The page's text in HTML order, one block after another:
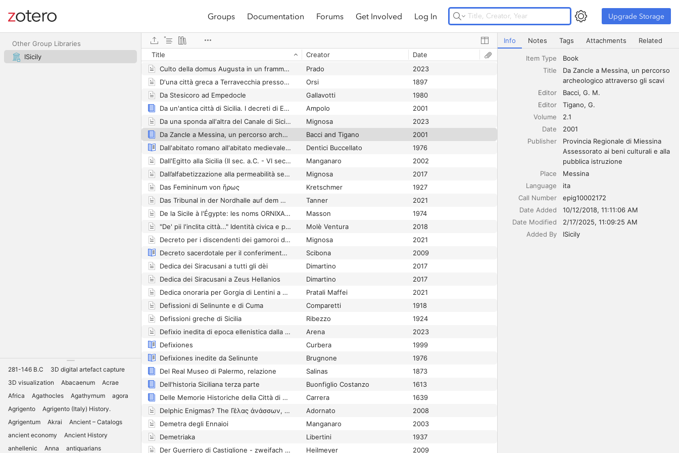
Site navigation
Groups Documentation Forums Get Involved Log In Upgrade Storage Upgrade Storage
Other Group Libraries
ISicily
281-146 B.C
3D digital artefact capture
3D visualization
Abacaenum
Acrae
Africa
Agathocles Agathyrnum
agora
Agrigento
Agrigento (Italy) History.
Agrigentum
Akrai
Ancient – Catalogs
ancient economy
Ancient History
anhellenic
Anna antiquarians
Title Creator Date
Culti femminili a Mozia
Culti privati nella Sicilia romana
Manganaro
1994
Culto della domus Augusta in un frammento di iscrizione da Centuripe
Prado
2023
D'una città greca a Terravecchia presso Granmichele in provincia di Catania
Orsi
1897
Da Stesicoro ad Empedocle
Gallavotti
1980
Da un'antica città di Sicilia. I decreti di Entella e Nakone
Ampolo
2001
Da una sponda all'altra del Canale di Sicilia. Alcune considerazioni a margine di IAS 288 (ISIC020288) e IAS 307 (ISic020307)
Mignosa
2023
Da Zancle a Messina, un percorso archeologico attraverso gli scavi
Bacci and Tigano
2001
Dall'abitato romano all'abitato medievale: Termini Imerese
Dentici Buccellato
1976
Dall'Egitto alla Sicilia (II sec. a.C. - VI sec. d.C.)
Manganaro
2002
Dall’alfabetizzazione alla permeabilità selettiva. Per una proposta di lettura della documentazione epigrafica del Mendolito
Mignosa
2017
Das Femininum von ἥρως
Kretschmer
1927
Das Tribunal in der Nordhalle auf dem Monte Iato: eine Neubeurteilung
Tanner
2021
De la Sicile à l'Égypte: les noms ORNIXAS, ORNITHAS et le substantif ORNITHAS
Masson
1974
"De' pii l'inclita città..." Identità civica e processi di acculturazione a Catania tra ellenismo e tarda antichità
Molè Ventura
2018
Decreto per i discendenti dei gamoroi dall'area di Palazzolo Acreide
Mignosa
2021
Decreto sacerdotale per il conferimento della euerghesia a Nemenios in Halaesa
Scibona
2009
Dedica dei Siracusani a tutti gli dèi
Dimartino
2017
Dedica dei Siracusani a Zeus Hellanios
Dimartino
2017
Dedica onoraria per Gorgia di Lentini a Olimpia: un'analisi linguistica
Pratali Maffei
2021
Defissioni di Selinunte e di Cuma
Comparetti
1918
Defissioni greche di Sicilia
Ribezzo
1924
Defixio inedita di epoca ellenistica dalla necropoli meridionale di Messina
Arena
2023
Defixiones
Curbera
1999
Defixiones inedite da Selinunte
Brugnone
1976
Del Real Museo di Palermo, relazione
Salinas
1873
Dell'historia Siciliana terza parte
Buonfiglio Costanzo
1613
Delle Memorie Historiche della Città di Catania spiegate in tre volumi. Volume primo.
Carrera
1639
Delphic Enigmas? The Γέλας ἀνάσσων, Polyzalos, and the Charioteer Statue
Adornato
2008
Demetra degli Ennaioi
Manganaro
2003
Demetriaka
Libertini
1937
Der Guerriero di Castiglione - zweifach genutzt und zweifach zertstört
Heilmeyer 2009
Da Zancle a Messina, un percorso archeologico
Info Notes Tags Attachments Related
Item Type
Book
Title
Da Zancle a Messina, un percorso
archeologico attraverso gli scavi
Editor
Bacci G. M.
Editor
Tigano G.
Volume
2.1
Date
2001
Publisher
Provincia Regionale di Miessina
Assessorato ai beni culturali e alla
pubblica istruzione
Place
Messina
Language
ita
Call Number
epig10002172
Date Added
10/12/2018, 11:11:06 AM
Date Modified
2/17/2025, 11:09:25 AM
Added By
ISicily